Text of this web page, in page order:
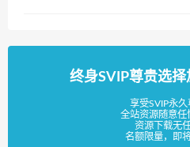
终身SVIP尊贵选
享受SVIP永
全站资源随意任
资源下载无
名额限量，即